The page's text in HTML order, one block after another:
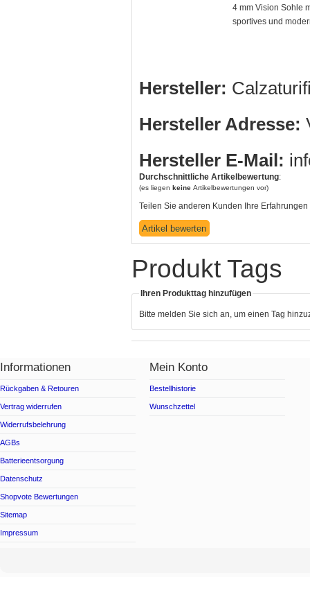
4 mm Vision Sohle
sportives und
Hersteller:
Hersteller Adresse:
Hersteller E-Mail:
Durchschnittliche Artikelbewertung:
(es liegen keine Artikelbewertungen vor)
Teilen Sie anderen Kunden Ihre Erfahrungen
Produkt Tags
Ihren Produkttag hinzufügen
Bitte melden Sie sich an, um einen Tag
Informationen
Rückgaben & Retouren
Vertrag widerrufen
Widerrufsbelehrung
AGBs
Batterieentsorgung
Datenschutz
Shopvote Bewertungen
Sitemap
Impressum
Mein Konto
Bestellhistorie
Wunschzettel